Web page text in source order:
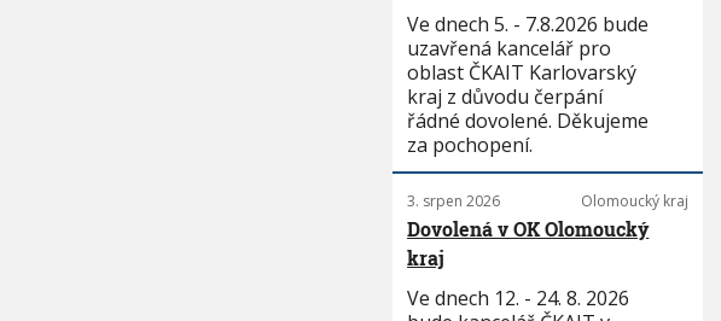
Ve dnech 5. - 7.8.2026 bude
uzavřená kancelář pro
oblast ČKAIT Karlovarský
kraj z důvodu čerpání
řádné dovolené. Děkujeme
za pochopení.
3. srpen 2026 Olomoucký kraj
Dovolená v OK Olomoucký
kraj
Ve dnech 12. - 24. 8. 2026